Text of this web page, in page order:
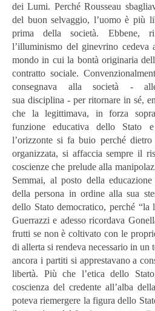
dei Lumi. Perché Rousseau
del buon selvaggio, l’uomo è più
prima della società. Ebbene,
l’illuminismo del ginevrino cedeva
mondo in cui la bontà originaria
contratto sociale.
consegnava alla società -
sua disciplina - per ritornare in sé,
che la legittimava, in forza
funzione educativa dello Stato
l’orizzonte si fa buio perché dietro
organizzata, si affaccia sempre il
coscienze che prelude alla
Semmai, al posto della
della persona in ordine alla sua
dello Stato democratico, perché
Guerrazzi e adesso ricordava
frutti se non è coltivato con le
di allerta si rendeva necessario in un
ancora i partiti si apprestavano a
libertà. Più che l’etica dello
coscienza del credente all’alba
poteva riemergere la figura dello